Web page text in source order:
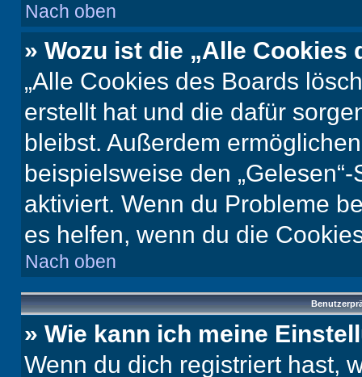
Nach oben
» Wozu ist die „Alle
„Alle Cookies des Boards
erstellt hat und die dafür
bleibst. Außerdem
beispielsweise den
aktiviert. Wenn du Probleme
es helfen, wenn du die
Nach oben
» Wie kann ich meine
Wenn du dich registriert hast,